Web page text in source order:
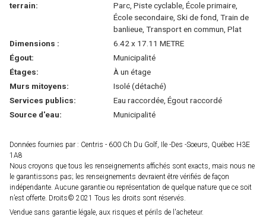
terrain:
Parc, Piste cyclable, École primaire,
École secondaire, Ski de fond, Train de
banlieue, Transport en commun, Plat
Dimensions :
6.42 x 17.11 METRE
Égout:
Municipalité
Étages:
À un étage
Murs mitoyens:
Isolé (détaché)
Services publics:
Eau raccordée, Égout raccordé
Source d'eau:
Municipalité
Données fournies par : Centris - 600 Ch Du Golf, Ile -Des -Soeurs, Québec H3E
1A8
Nous croyons que tous les renseignements affichés sont exacts, mais nous ne
le garantissons pas; les renseignements devraient être vérifiés de façon
indépendante. Aucune garantie ou représentation de quelque nature que ce soit
n’est offerte. Droits© 2021 Tous les droits sont réservés.
Vendue sans garantie légale, aux risques et périls de l'acheteur.